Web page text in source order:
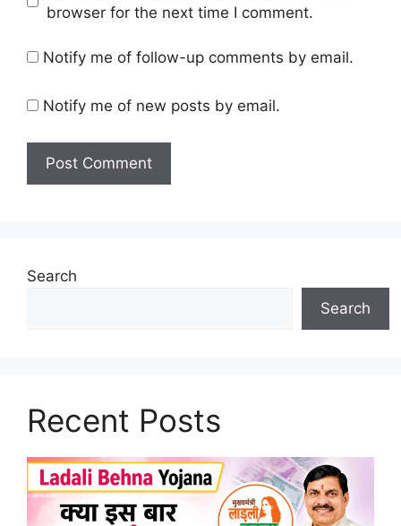
browser for the next time I comment.
Notify me of follow-up comments by email.
Notify me of new posts by email.
Search
Search
Recent Posts